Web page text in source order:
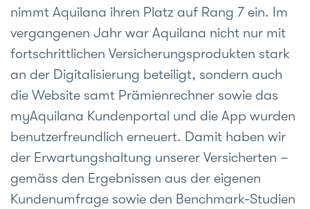
nimmt Aquilana ihren Platz auf Rang 7 ein. Im
vergangenen Jahr war Aquilana nicht nur mit
fortschrittlichen Versicherungsprodukten stark
an der Digitalisierung beteiligt, sondern auch
die Website samt Prämienrechner sowie das
myAquilana Kundenportal und die App wurden
benutzerfreundlich erneuert. Damit haben wir
der Erwartungshaltung unserer Versicherten –
gemäss den Ergebnissen aus der eigenen
Kundenumfrage sowie den Benchmark-Studien